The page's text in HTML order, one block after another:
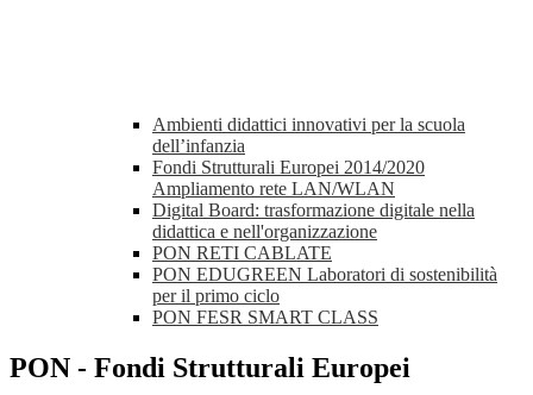
Ambienti didattici innovativi per la scuola
dell’infanzia
Fondi Strutturali Europei 2014/2020
Ampliamento rete LAN/WLAN
Digital Board: trasformazione digitale nella
didattica e nell'organizzazione
PON RETI CABLATE
PON EDUGREEN Laboratori di sostenibilità
per il primo ciclo
PON FESR SMART CLASS
PON - Fondi Strutturali Europei